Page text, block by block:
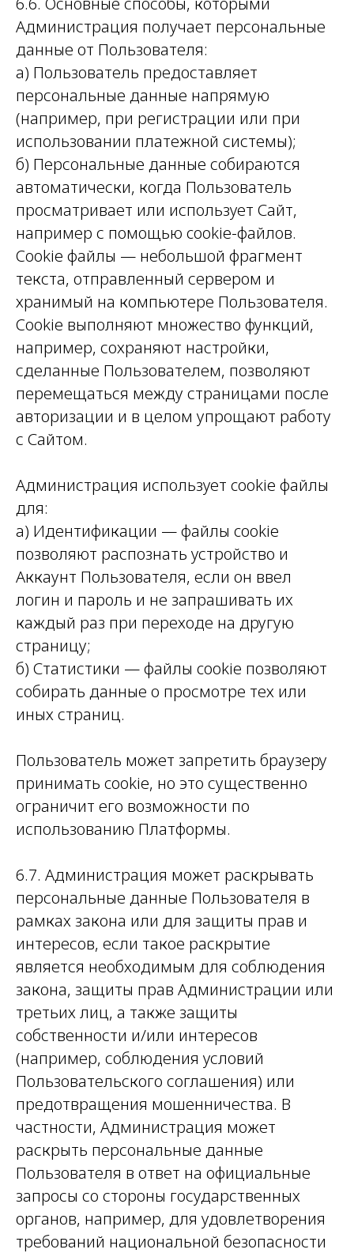
Администрация получает персональные
данные от Пользователя:
а) Пользователь предоставляет
персональные данные напрямую
(например, при регистрации или при
использовании платежной системы);
б) Персональные данные собираются
автоматически, когда Пользователь
просматривает или использует Сайт,
например с помощью cookie-файлов.
Cookie файлы — небольшой фрагмент
текста, отправленный сервером и
хранимый на компьютере Пользователя.
Cookie выполняют множество функций,
например, сохраняют настройки,
сделанные Пользователем, позволяют
перемещаться между страницами после
авторизации и в целом упрощают работу
с Сайтом.
Администрация использует cookie файлы
для:
а) Идентификации — файлы cookie
позволяют распознать устройство и
Аккаунт Пользователя, если он ввел
логин и пароль и не запрашивать их
каждый раз при переходе на другую
страницу;
б) Статистики — файлы cookie позволяют
собирать данные о просмотре тех или
иных страниц.
Пользователь может запретить браузеру
принимать cookie, но это существенно
ограничит его возможности по
использованию Платформы.
6.7. Администрация может раскрывать
персональные данные Пользователя в
рамках закона или для защиты прав и
интересов, если такое раскрытие
является необходимым для соблюдения
закона, защиты прав Администрации или
третьих лиц, а также защиты
собственности и/или интересов
(например, соблюдения условий
Пользовательского соглашения) или
предотвращения мошенничества. В
частности, Администрация может
раскрыть персональные данные
Пользователя в ответ на официальные
запросы со стороны государственных
органов, например, для удовлетворения
требований национальной безопасности